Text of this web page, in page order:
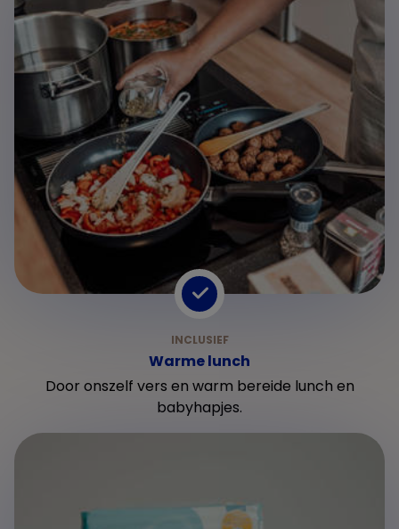
Warme lunch
Door onszelf vers en warm bereide lunch en
babyhapjes.